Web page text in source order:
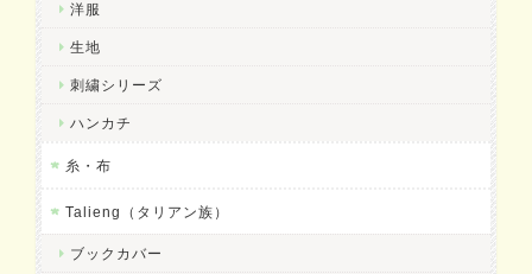
洋服
生地
刺繍シリーズ
ハンカチ
糸・布
Talieng（タリアン族）
ブックカバー